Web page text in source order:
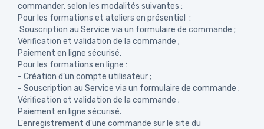
commander, selon les modalités suivantes :
Pour les formations et ateliers en présentiel :
Souscription au Service via un formulaire de commande ;
Vérification et validation de la commande ;
Paiement en ligne sécurisé.
Pour les formations en ligne :
- Création d’un compte utilisateur ;
- Souscription au Service via un formulaire de commande ;
Vérification et validation de la commande ;
Paiement en ligne sécurisé.
L'enregistrement d'une commande sur le site du